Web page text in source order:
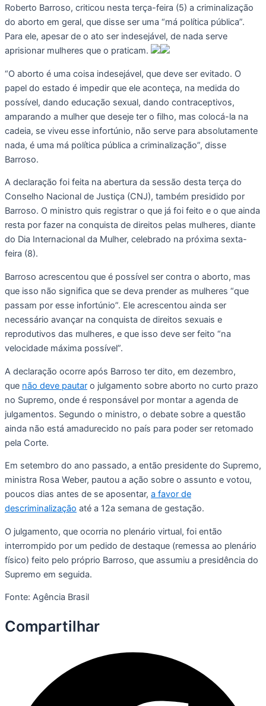
Roberto Barroso, criticou nesta terça-feira (5) a criminalização
do aborto em geral, que disse ser uma “má política pública”.
Para ele, apesar de o ato ser indesejável, de nada serve
aprisionar mulheres que o praticam.
“O aborto é uma coisa indesejável, que deve ser evitado. O
papel do estado é impedir que ele aconteça, na medida do
possível, dando educação sexual, dando contraceptivos,
amparando a mulher que deseje ter o filho, mas colocá-la na
cadeia, se viveu esse infortúnio, não serve para absolutamente
nada, é uma má política pública a criminalização”, disse
Barroso.
A declaração foi feita na abertura da sessão desta terça do
Conselho Nacional de Justiça (CNJ), também presidido por
Barroso. O ministro quis registrar o que já foi feito e o que ainda
resta por fazer na conquista de direitos pelas mulheres, diante
do Dia Internacional da Mulher, celebrado na próxima sexta-
feira (8).
Barroso acrescentou que é possível ser contra o aborto, mas
que isso não significa que se deva prender as mulheres “que
passam por esse infortúnio”. Ele acrescentou ainda ser
necessário avançar na conquista de direitos sexuais e
reprodutivos das mulheres, e que isso deve ser feito “na
velocidade máxima possível”.
A declaração ocorre após Barroso ter dito, em dezembro,
que não deve pautar o julgamento sobre aborto no curto prazo
no Supremo, onde é responsável por montar a agenda de
julgamentos. Segundo o ministro, o debate sobre a questão
ainda não está amadurecido no país para poder ser retomado
pela Corte.
Em setembro do ano passado, a então presidente do Supremo,
ministra Rosa Weber, pautou a ação sobre o assunto e votou,
poucos dias antes de se aposentar, a favor de
descriminalização até a 12a semana de gestação.
O julgamento, que ocorria no plenário virtual, foi então
interrompido por um pedido de destaque (remessa ao plenário
físico) feito pelo próprio Barroso, que assumiu a presidência do
Supremo em seguida.
Fonte: Agência Brasil
Compartilhar